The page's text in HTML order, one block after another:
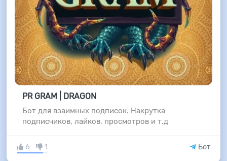
PR GRAM | DRAGON
Бот для взаимных подписок. Накрутка
подписчиков, лайков, просмотров и т.д
6 1 Бот